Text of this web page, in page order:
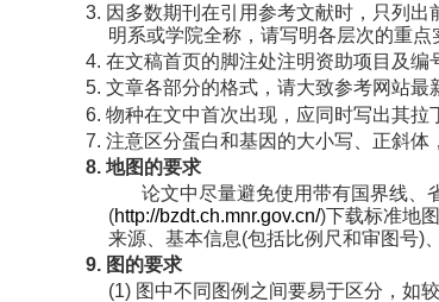
3. 因多数期刊在引用参考文献时，只列出
明系或学院全称，请写明各层次的重点
4.在文稿首页的脚注处注明资助项目及编
5.文章各部分的格式，请大致参考网站最
6.物种在文中首次出现，应同时写出其拉
7.注意区分蛋白和基因的大小写、正斜体
8. 地图的要求
论文中尽量避免使用带有国界线、
(http://bzdt.ch.mnr.gov.cn/)下载标准地
来源、基本信息(包括比例尺和审图号)
9. 图的要求
(1) 图中不同图例之间要易于区分，如